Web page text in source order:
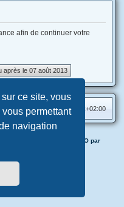
ce site, vous
permettant
navigation
afin de continuer votre
Fuseau horaire sur UTC+02:00
en place avec HECCHO par